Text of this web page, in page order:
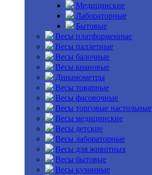
Медицинские
Лабораторные
Бытовые
Весы платформенные
Весы паллетные
Весы балочные
Весы крановые
Динамометры
Весы товарные
Весы фасовочные
Весы торговые настольные
Весы медицинские
Весы детские
Весы лабораторные
Весы для животных
Весы бытовые
Весы кухонные